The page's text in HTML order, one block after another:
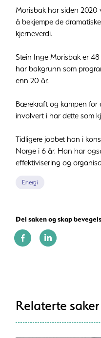
Morisbak har siden
å bekjempe de
kjerneverdi.
Stein Inge Morisbak er
har bakgrunn som
enn 20 år.
Bærekraft og kampen for
involvert i har dette som
Tidligere jobbet han i
Norge i 6 år. Han har
effektivisering og
Energi
Del saken og skap
Relaterte saker